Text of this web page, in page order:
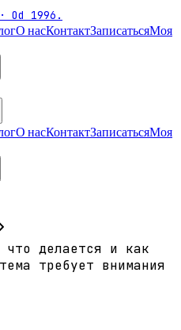
Od 1996.
О насКонтактЗаписатьсяМоя
О насКонтактЗаписатьсяМоя
что делается и как
требует внимания